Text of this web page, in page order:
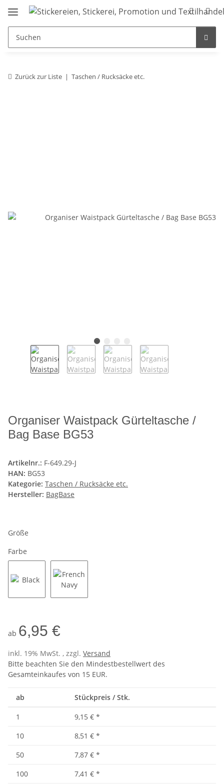
Zurück zur Liste Taschen / Rucksäcke etc.
Organiser Waistpack Gürteltasche /
Bag Base BG53
Artikelnr.: F-649.29-J
HAN: BG53
Kategorie: Taschen / Rucksäcke etc.
Hersteller: BagBase
Größe
Farbe
ab 6,95 €
inkl. 19% MwSt. , zzgl. Versand
Bitte beachten Sie den Mindestbestellwert des
Gesamteinkaufes von 15 EUR.
ab Stückpreis / Stk.
1 9,15 € *
10
8,51 € *
50
7,87 € *
100
7,41 € *